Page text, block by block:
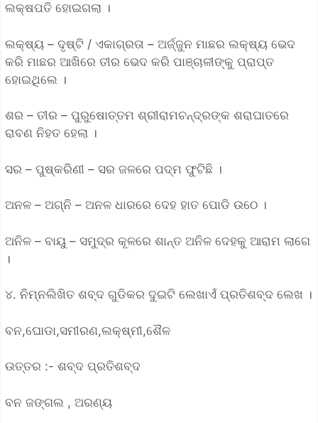
ଲକ୍ଷପତି ହୋଇଗଲା ।
ଲକ୍ଷ୍ୟ – ଦୃଷ୍ଟି / ଏକାଗ୍ରତା – ଅର୍ଜ୍ଜୁନ ମାଛର ଲକ୍ଷ୍ୟ ଭେଦ
କରି ମାଛର ଆଖିରେ ତୀର ଭେଦ କରି ପାଞ୍ଚାଳୀଙ୍କୁ ପ୍ରାପ୍ତ
ହୋଇଥିଲେ ।
ଶର – ତୀର – ପୁରୁଷୋତ୍ତମ ଶ୍ରୀରାମଚନ୍ଦ୍ରଙ୍କ ଶରାଘାତରେ
ରାବଣ ନିହତ ହେଲା ।
ସର – ପୁଷ୍କରିଣୀ – ସର ଜଳରେ ପଦ୍ମ ଫୁଟିଛି ।
ଅନଳ – ଅଗ୍ନି – ଅନଳ ଧାରରେ ଦେହ ହାତ ପୋଡି ଉଠେ ।
ଅନିଳ – ବାୟୁ – ସମୁଦ୍ର କୂଳରେ ଶାନ୍ତ ଅନିଳ ଦେହକୁ ଆରାମ ଲାଗେ
।
୪. ନିମ୍ନଲିଖିତ ଶବ୍ଦ ଗୁଡିକର ଦୁଇଟି ଲେଖାଏଁ ପ୍ରତିଶବ୍ଦ ଲେଖ ।
ବନ,ଘୋଡା,ସମୀରଣ,ଲକ୍ଷ୍ମୀ,ଶୈଳ
ଉତ୍ତର :- ଶବ୍ଦ ପ୍ରତିଶବ୍ଦ
ବନ ଜଙ୍ଗଲ , ଅରଣ୍ୟ